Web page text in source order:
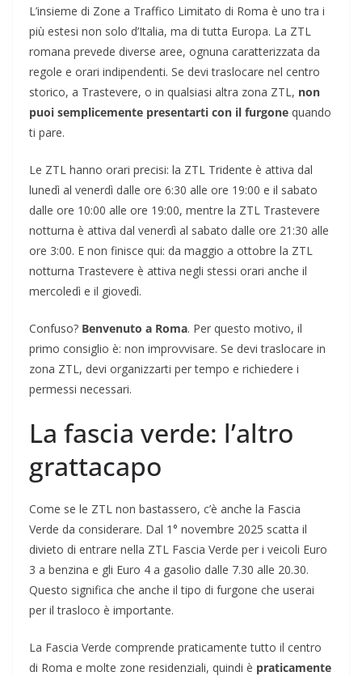
L’insieme di Zone a Traffico Limitato di Roma è uno tra i
più estesi non solo d’Italia, ma di tutta Europa. La ZTL
romana prevede diverse aree, ognuna caratterizzata da
regole e orari indipendenti. Se devi traslocare nel centro
storico, a Trastevere, o in qualsiasi altra zona ZTL, non
puoi semplicemente presentarti con il furgone quando
ti pare.
Le ZTL hanno orari precisi: la ZTL Tridente è attiva dal
lunedì al venerdì dalle ore 6:30 alle ore 19:00 e il sabato
dalle ore 10:00 alle ore 19:00, mentre la ZTL Trastevere
notturna è attiva dal venerdì al sabato dalle ore 21:30 alle
ore 3:00. E non finisce qui: da maggio a ottobre la ZTL
notturna Trastevere è attiva negli stessi orari anche il
mercoledì e il giovedì.
Confuso? Benvenuto a Roma. Per questo motivo, il
primo consiglio è: non improvvisare. Se devi traslocare in
zona ZTL, devi organizzarti per tempo e richiedere i
permessi necessari.
La fascia verde: l’altro
grattacapo
Come se le ZTL non bastassero, c’è anche la Fascia
Verde da considerare. Dal 1° novembre 2025 scatta il
divieto di entrare nella ZTL Fascia Verde per i veicoli Euro
3 a benzina e gli Euro 4 a gasolio dalle 7.30 alle 20.30.
Questo significa che anche il tipo di furgone che userai
per il trasloco è importante.
La Fascia Verde comprende praticamente tutto il centro
di Roma e molte zone residenziali, quindi è praticamente